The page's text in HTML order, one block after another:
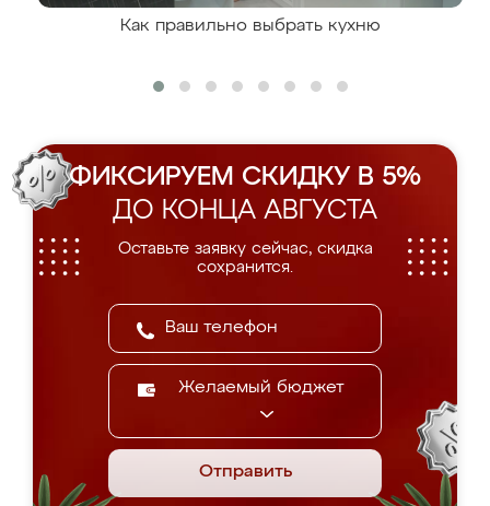
Как правильно выбрать кухню
ФИКСИРУЕМ СКИДКУ В 5%
ДО КОНЦА АВГУСТА
Оставьте заявку сейчас, скидка
сохранится.
Желаемый бюджет
Отправить